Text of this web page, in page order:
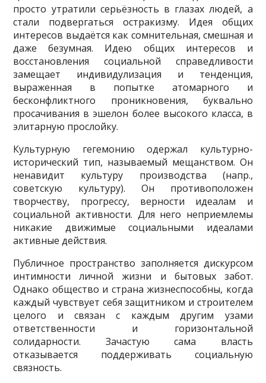
просто утратили серьёзность в глазах людей, а
стали подвергаться остракизму. Идея общих
интересов выдаётся как сомнительная, смешная и
даже безумная. Идею общих интересов и
восстановления социальной справедливости
замещает индивидулизация и тенденция,
выраженная в попытке атомарного и
бесконфликтного проникновения, буквально
просачивания в эшелон более высокого класса, в
элитарную прослойку.
Культурную гегемонию одержал культурно-
исторический тип, называемый мещанством. Он
ненавидит культуру производства (напр.,
советскую культуру). Он противоположен
творчеству, прогрессу, верности идеалам и
социальной активности. Для него неприемлемы
никакие движимые социальными идеалами
активные действия.
Публичное пространство заполняется дискурсом
интимности личной жизни и бытовых забот.
Однако общество и страна жизнеспособны, когда
каждый чувствует себя защитником и строителем
целого и связан с каждым другим узами
ответственности и горизонтальной
солидарности. Зачастую сама власть
отказывается поддерживать социальную
связность.